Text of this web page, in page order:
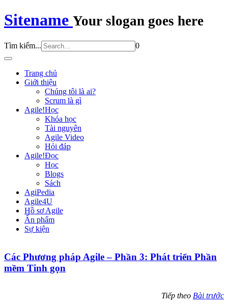
Sitename Your slogan goes here
Tìm kiếm... 0
Trang chủ
Giới thiệu
Chúng tôi là ai?
Scrum là gì
Agile!Học
Khóa học
Tài nguyên
Agile Video
Hỏi đáp
Agile!Đọc
Học
Blogs
Sách
AgiPedia
Agile4U
Hồ sơ Agile
Ấn phẩm
Sự kiện
Các Phương pháp Agile – Phần 3: Phát triển Phần
mềm Tinh gọn
Tiếp theo Bài trước